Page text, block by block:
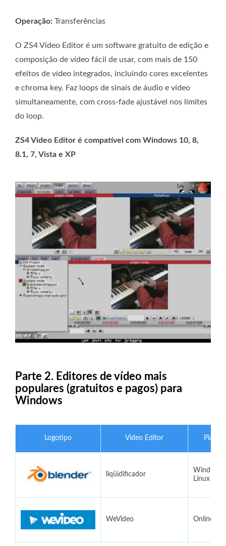
Operação: Transferências
O ZS4 Video Editor é um software gratuito de edição e
composição de vídeo fácil de usar, com mais de 150
efeitos de vídeo integrados, incluindo cores excelentes
e chroma key. Faz loops de sinais de áudio e vídeo
simultaneamente, com cross-fade ajustável nos limites
do loop.
ZS4 Video Editor é compatível com Windows 10, 8,
8.1, 7, Vista e XP
Parte 2. Editores de vídeo mais
populares (gratuitos e pagos) para
Windows
Logotipo Video Editor
liqüidificador
Windows,
Linux
WeVideo Online